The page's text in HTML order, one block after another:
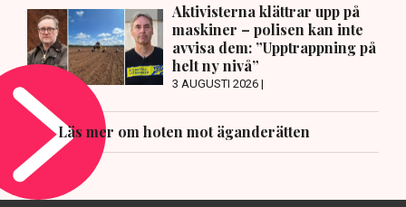
Aktivisterna klättrar upp på
maskiner – polisen kan inte
avvisa dem: ”Upptrappning på
helt ny nivå”
3 AUGUSTI 2026 |
Läs mer om hoten mot äganderätten